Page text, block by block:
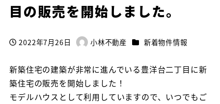
目の販売を開始しました。
投稿日
2022年7月26日
著
小林不動産 カテゴリー
新着物件情報
新築住宅の建築が非常に進んでいる豊洋台二丁目に新
築住宅の販売を開始しました！
モデルハウスとして利用していますので、いつでもご